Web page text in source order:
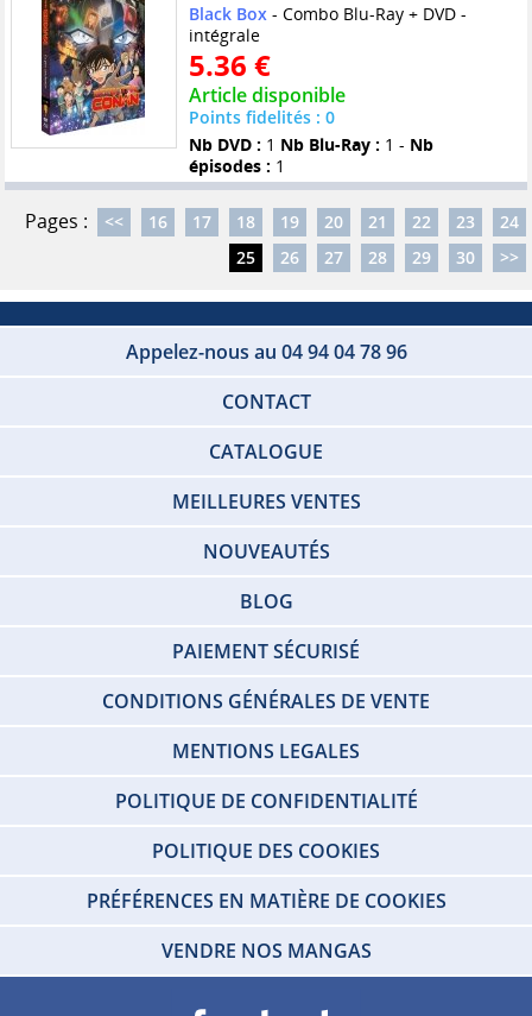
Black Box - Combo Blu-Ray + DVD -
intégrale
5.36 €
Article disponible
Points fidelités : 0
Nb DVD : 1 Nb Blu-Ray : 1 - Nb
épisodes : 1
Pages : << 16 17 18 19 20 21 22 23
24
25
26 27 28 29 30 >>
Appelez-nous au 04 94 04 78 96
CONTACT
CATALOGUE
MEILLEURES VENTES
NOUVEAUTÉS
BLOG
PAIEMENT SÉCURISÉ
CONDITIONS GÉNÉRALES DE VENTE
MENTIONS LEGALES
POLITIQUE DE CONFIDENTIALITÉ
POLITIQUE DES COOKIES
PRÉFÉRENCES EN MATIÈRE DE COOKIES
VENDRE NOS MANGAS